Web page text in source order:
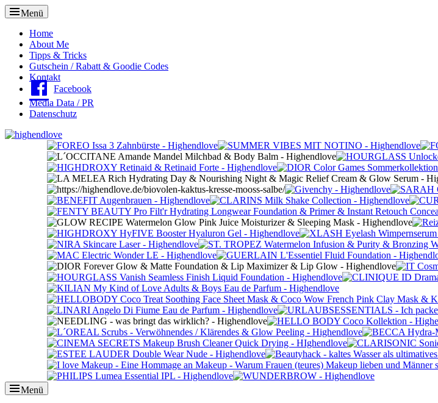
Menü
Oberes
Menü
Home
About Me
Tipps & Tricks
Gutschein / Rabatt & Goodie Codes
Kontakt
Facebook
Media Data / PR
Datenschutz
Menü